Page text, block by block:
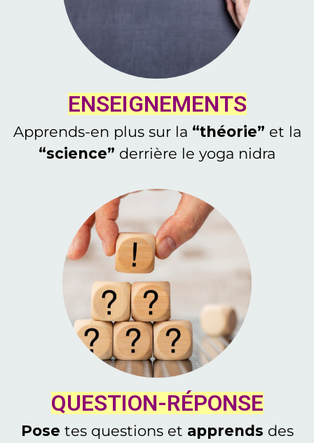
ENSEIGNEMENTS
Apprends-en plus sur la “théorie” et la
“science” derrière le yoga nidra
QUESTION-RÉPONSE
Pose tes questions et apprends des